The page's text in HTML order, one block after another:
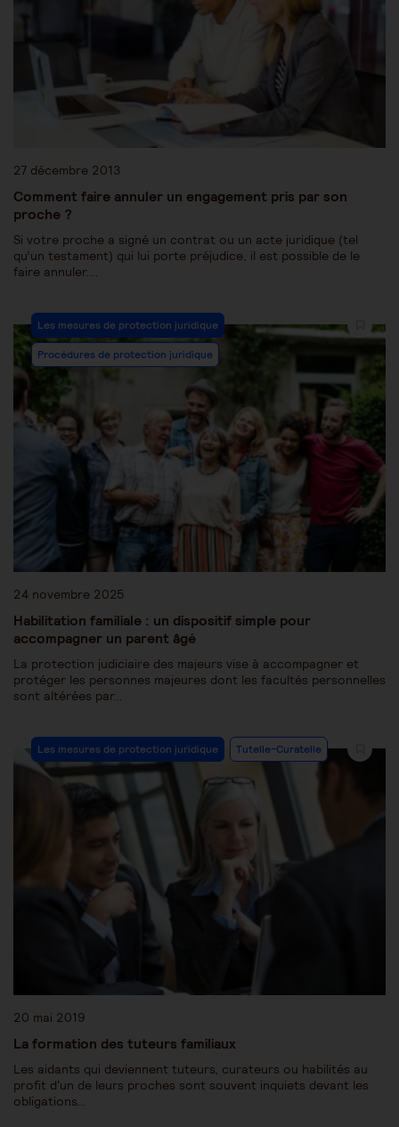
27 décembre 2013
Comment faire annuler un engagement pris par son
proche ?
Si votre proche a signé un contrat ou un acte juridique (tel
qu’un testament) qui lui porte préjudice, il est possible de le
faire annuler.…
Les mesures de protection juridique
Procédures de protection juridique
24 novembre 2025
Habilitation familiale : un dispositif simple pour
accompagner un parent âgé
La protection judiciaire des majeurs vise à accompagner et
protéger les personnes majeures dont les facultés personnelles
sont altérées par…
Les mesures de protection juridique Tutelle-Curatelle
20 mai 2019
La formation des tuteurs familiaux
Les aidants qui deviennent tuteurs, curateurs ou habilités au
profit d'un de leurs proches sont souvent inquiets devant les
obligations…